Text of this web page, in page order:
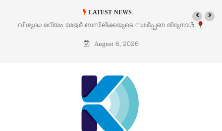
LATEST NEWS
വിശുദ്ധ മറിയം മേജർ ബസിലിക്കയുടെ സമർപ്പണ തിരുനാൾ
ഓഗസ്റ്റ് 5 –
August 6, 2026